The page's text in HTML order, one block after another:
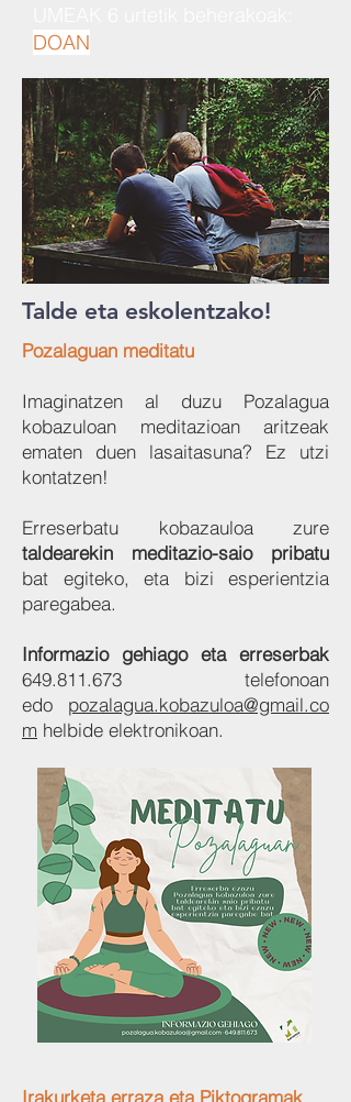
DOAN
Talde eta eskolentzako!
Pozalaguan meditatu
Imaginatzen al duzu Pozalagua
kobazuloan meditazioan aritzeak
ematen duen lasaitasuna? Ez utzi
kontatzen!
Erreserbatu kobazauloa zure
taldearekin meditazio-saio pribatu
bat egiteko, eta bizi esperientzia
paregabea.
Informazio gehiago eta erreserbak
649.811.673 telefonoan
edo pozalagua.kobazuloa@gmail.co
m helbide elektronikoan.
Irakurketa erraza eta Piktogramak